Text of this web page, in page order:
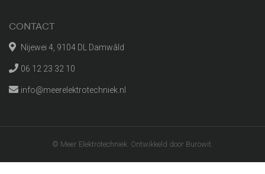
CONTACT
Nijewei 4, 9104 DL Damwâld
06 12 23 32 10
info@meerelektrotechniek.nl
© Meer Elektrotechniek. Ontwikkeld door Burowit.